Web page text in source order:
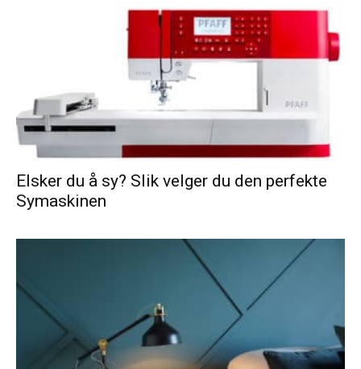
Elsker du å sy? Slik velger du den perfekte
Symaskinen